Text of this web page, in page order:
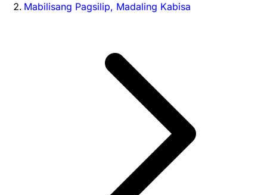
Mabilisang Pagsilip, Madaling Kabisa